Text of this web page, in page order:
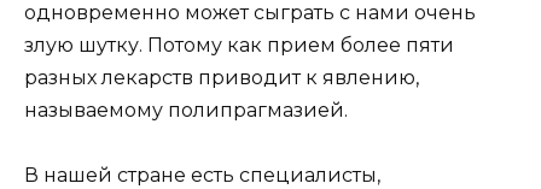
одновременно может сыграть с нами очень
злую шутку. Потому как прием более пяти
разных лекарств приводит к явлению,
называемому полипрагмазией.
В нашей стране есть специалисты,